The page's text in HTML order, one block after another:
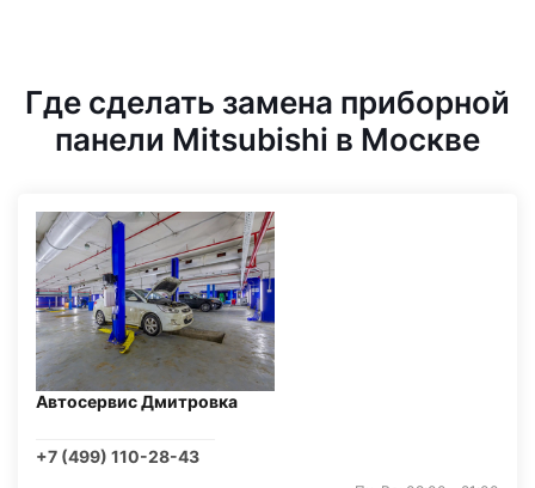
Где сделать замена приборной
панели Mitsubishi в Москве
Автосервис Дмитровка
+7 (499) 110-28-43